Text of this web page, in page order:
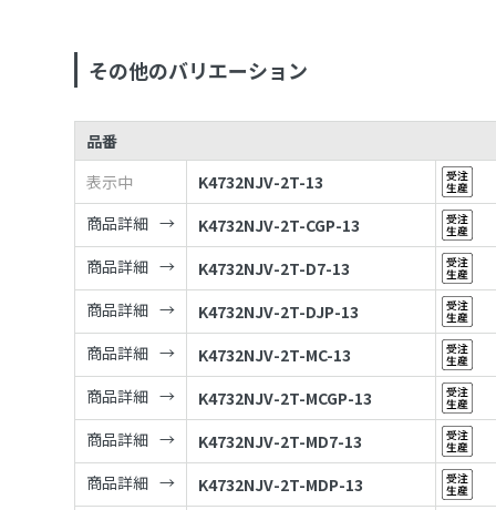
その他のバリエーション
品番
表示中
K4732NJV-2T-13
商品詳細
K4732NJV-2T-CGP-13
商品詳細
K4732NJV-2T-D7-13
商品詳細
K4732NJV-2T-DJP-13
商品詳細
K4732NJV-2T-MC-13
商品詳細
K4732NJV-2T-MCGP-13
商品詳細
K4732NJV-2T-MD7-13
商品詳細
K4732NJV-2T-MDP-13